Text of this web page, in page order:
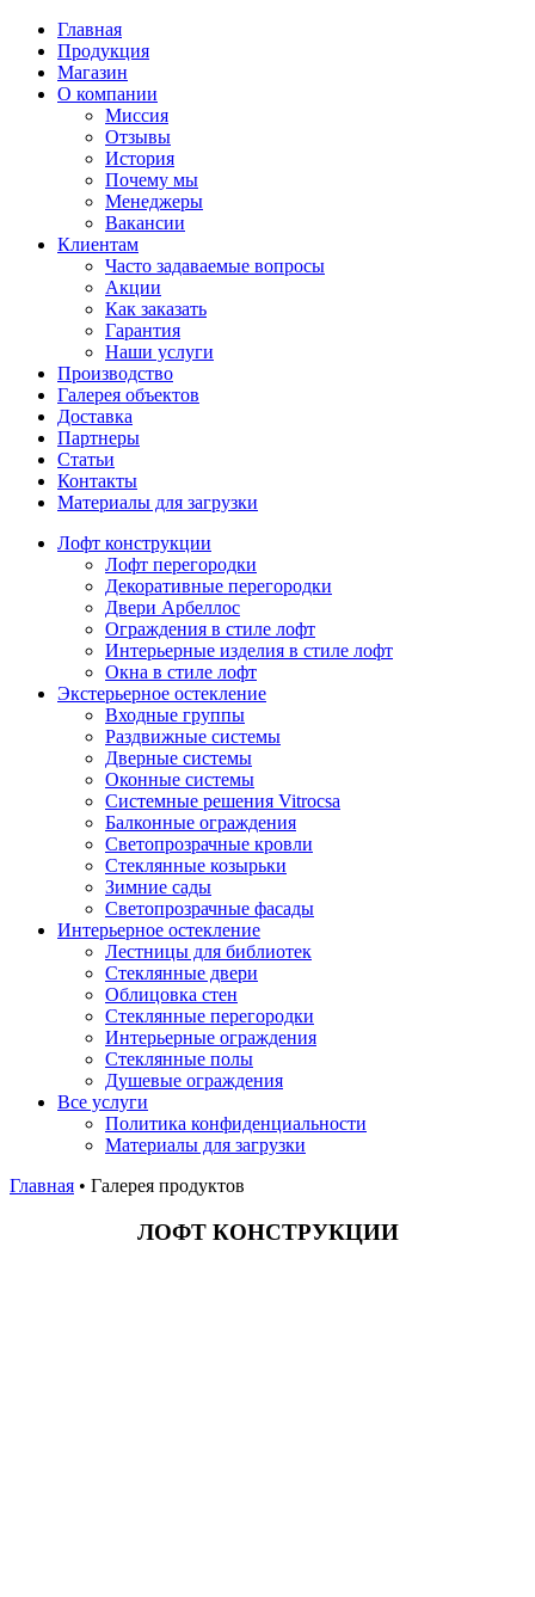
Главная
Продукция
Магазин
О компании
Миссия
Отзывы
История
Почему мы
Менеджеры
Вакансии
Клиентам
Часто задаваемые вопросы
Акции
Как заказать
Гарантия
Наши услуги
Производство
Галерея объектов
Доставка
Партнеры
Статьи
Контакты
Материалы для загрузки
Лофт конструкции
Лофт перегородки
Декоративные перегородки
Двери Арбеллос
Ограждения в стиле лофт
Интерьерные изделия в стиле лофт
Окна в стиле лофт
Экстерьерное остекление
Входные группы
Раздвижные системы
Дверные системы
Оконные системы
Системные решения Vitrocsa
Балконные ограждения
Светопрозрачные кровли
Стеклянные козырьки
Зимние сады
Светопрозрачные фасады
Интерьерное остекление
Лестницы для библиотек
Стеклянные двери
Облицовка стен
Стеклянные перегородки
Интерьерные ограждения
Стеклянные полы
Душевые ограждения
Все услуги
Политика конфиденциальности
Материалы для загрузки
Главная • Галерея продуктов
ЛОФТ КОНСТРУКЦИИ